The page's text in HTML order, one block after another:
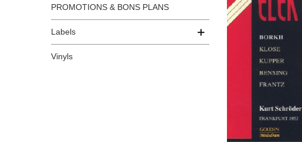
PROMOTIONS & BONS PLANS
Labels
Vinyls